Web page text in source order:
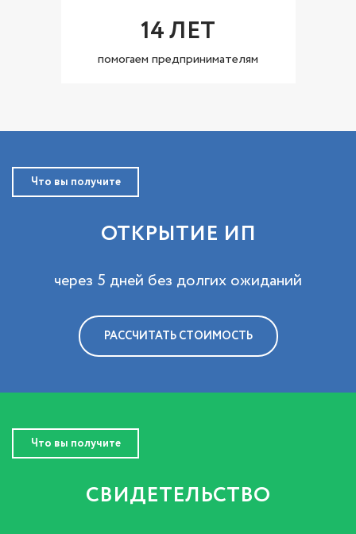
14 ЛЕТ
помогаем предпринимателям
Что вы получите
ОТКРЫТИЕ ИП
через 5 дней без долгих ожиданий
РАССЧИТАТЬ СТОИМОСТЬ
Что вы получите
СВИДЕТЕЛЬСТВО